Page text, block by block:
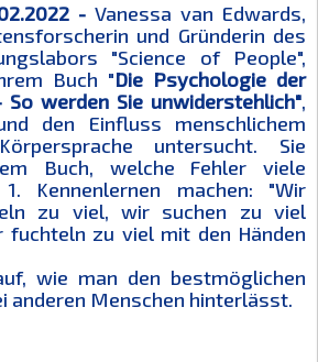
- Vanessa van Edwards,
und Gründerin des
"Science of People",
Buch "Die Psychologie der
werden Sie unwiderstehlich",
den Einfluss menschlichem
untersucht. Sie
Buch, welche Fehler viele
Kennenlernen machen: "Wir
zu viel, wir suchen zu viel
fuchteln zu viel mit den Händen
wie man den bestmöglichen
anderen Menschen hinterlässt.